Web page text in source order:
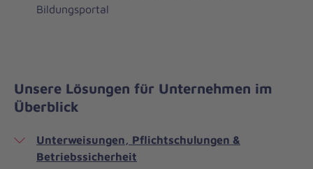
Bildungsportal
Unsere Lösungen für Unternehmen im
Überblick
Unterweisungen, Pflichtschulungen &
Betriebssicherheit